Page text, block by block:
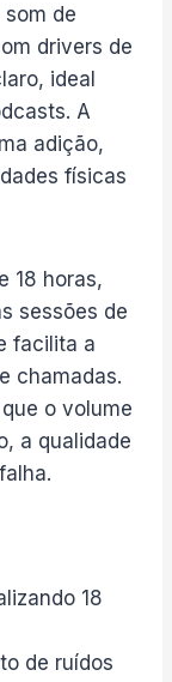
de
drivers de
ideal
A
adição,
físicas
18 horas,
sessões de
facilita a
chamadas.
o volume
a qualidade
18
de ruídos